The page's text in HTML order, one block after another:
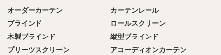
オーダーカーテン
カーテンレール
ブラインド
ロールスクリーン
木製ブラインド
縦型ブラインド
プリーツスクリーン
アコーディオンカーテン